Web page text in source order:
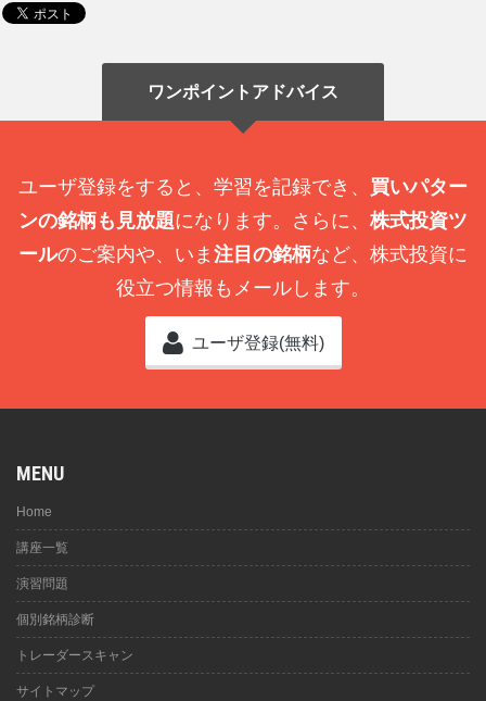
ワンポイントアドバイス
ユーザ登録をすると、学習を記録でき、 買いパター
ンの銘柄も見放題になります。さらに、 株式投資ツ
ールのご案内や、いま 注目の銘柄など、株式投資に
役立つ情報もメールします。
ユーザ登録(無料)
MENU
Home
講座一覧
演習問題
個別銘柄診断
トレーダースキャン
サイトマップ